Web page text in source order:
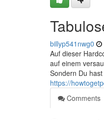
billyp541nwg0
Auf dieser
auf einem
Sondern Du
https://
Comments